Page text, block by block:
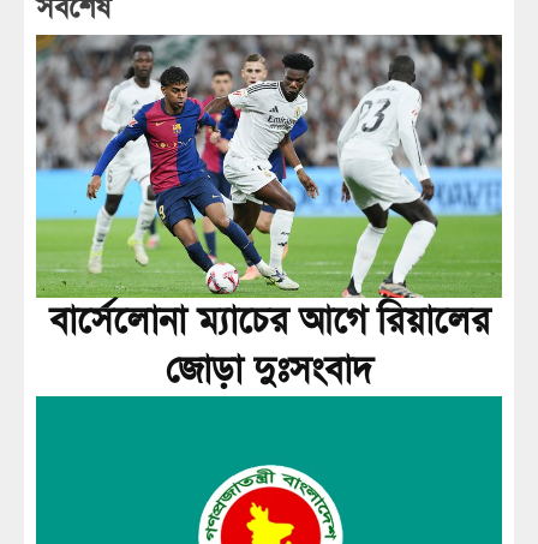
সর্বশেষ
বার্সেলোনা ম্যাচের আগে রিয়ালের
জোড়া দুঃসংবাদ